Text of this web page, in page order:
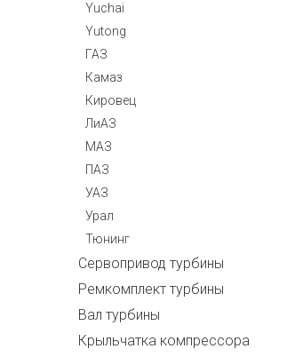
Yuchai
Yutong
ГАЗ
Камаз
Кировец
ЛиАЗ
МАЗ
ПАЗ
УАЗ
Урал
Тюнинг
Сервопривод турбины
Ремкомплект турбины
Вал турбины
Крыльчатка компрессора